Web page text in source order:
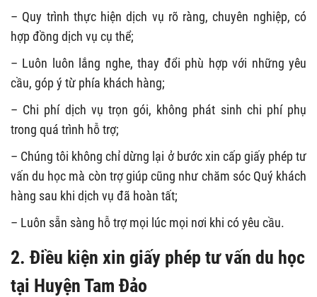
– Quy trình thực hiện dịch vụ rõ ràng, chuyên nghiệp, có
hợp đồng dịch vụ cụ thể;
– Luôn luôn lắng nghe, thay đổi phù hợp với những yêu
cầu, góp ý từ phía khách hàng;
– Chi phí dịch vụ trọn gói, không phát sinh chi phí phụ
trong quá trình hỗ trợ;
– Chúng tôi không chỉ dừng lại ở bước xin cấp giấy phép tư
vấn du học mà còn trợ giúp cũng như chăm sóc Quý khách
hàng sau khi dịch vụ đã hoàn tất;
– Luôn sẵn sàng hỗ trợ mọi lúc mọi nơi khi có yêu cầu.
2. Điều kiện xin giấy phép tư vấn du học
tại Huyện Tam Đảo